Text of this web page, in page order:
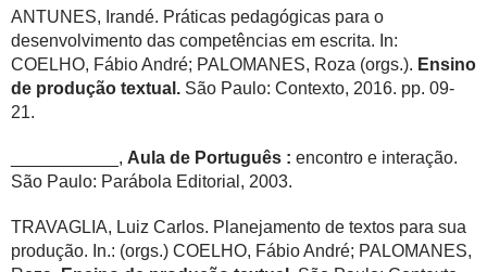
ANTUNES, Irandé. Práticas pedagógicas para o
desenvolvimento das competências em escrita. In:
COELHO, Fábio André; PALOMANES, Roza (orgs.). Ensino
de produção textual. São Paulo: Contexto, 2016. pp. 09-
21.
___________, Aula de Português : encontro e interação.
São Paulo: Parábola Editorial, 2003.
TRAVAGLIA, Luiz Carlos. Planejamento de textos para sua
produção. In.: (orgs.) COELHO, Fábio André; PALOMANES,